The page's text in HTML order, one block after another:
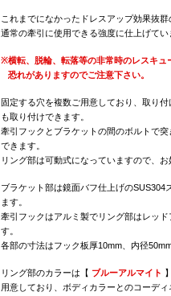
これまでになかったドレスアップ効果抜
通常の牽引に使用できる強度に仕上げてい
※横転、脱輪、転落等の非常時のレスキ
恐れがありますのでご注意下さい。
固定する穴を複数ご用意しており、取り
も取り付けできます。
牽引フックとブラケットの間のボルトで
できます。
リング部は可動式になっていますので、
ブラケット部は鏡面バフ仕上げの
ます。
牽引フックはアルミ製でリング部はレッ
す。
各部の寸法はフック板厚10mm、内径
リング部のカラーは【 ブルーアルマイト
用意しており、ボディカラーとのコーデ